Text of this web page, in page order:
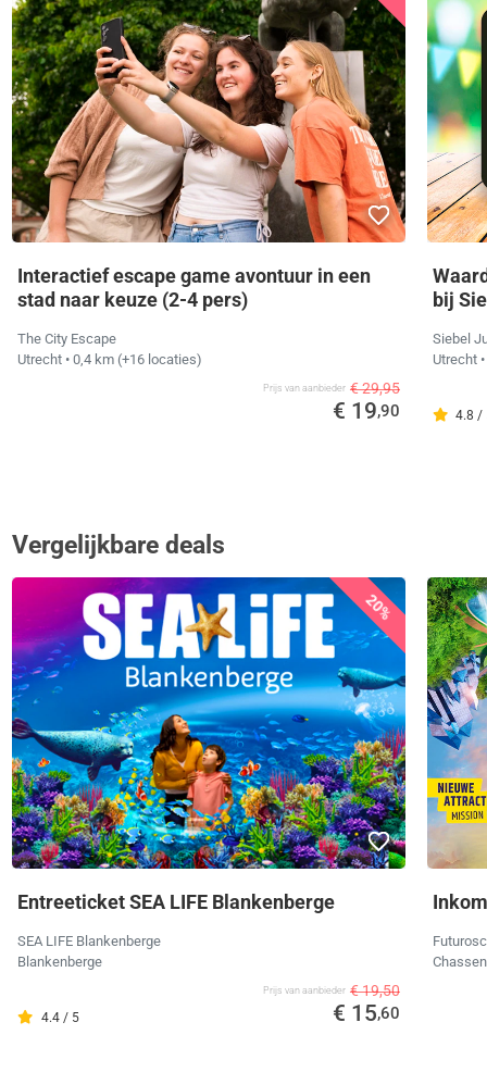
Interactief escape game avontuur in een
stad naar keuze (2-4 pers)
The City Escape
Utrecht • 0,4 km (+16 locaties)
Prijs van aanbieder € 29,95
€ 19,90
bij
Siebel
Utrecht
4.8 /
Vergelijkbare deals
20%
Entreeticket SEA LIFE Blankenberge
SEA LIFE Blankenberge
Blankenberge
4.4 / 5
Prijs van aanbieder € 19,50
€ 15,60